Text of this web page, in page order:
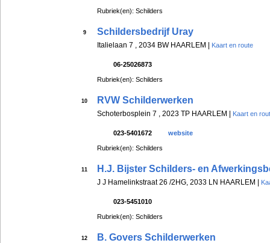
Rubriek(en): Schilders
9 Schildersbedrijf Uray
Italielaan 7 , 2034 BW HAARLEM | Kaart en route
06-25026873
Rubriek(en): Schilders
10 RVW Schilderwerken
Schoterbosplein 7 , 2023 TP HAARLEM | Kaart en
023-5401672 website
Rubriek(en): Schilders
11 H.J. Bijster Schilders- en
J J Hamelinkstraat 26 /2HG, 2033 LN HAARLEM |
023-5451010
Rubriek(en): Schilders
12 B. Govers Schilderwerken